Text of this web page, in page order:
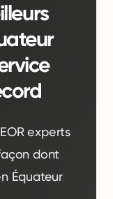
experts
dont
Équateur